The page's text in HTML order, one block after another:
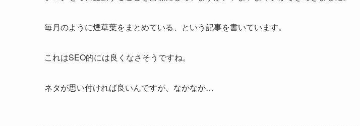
毎月のように煙草葉をまとめている、という記事を書いています。
これはSEO的には良くなさそうですね。
ネタが思い付ければ良いんですが、なかなか…